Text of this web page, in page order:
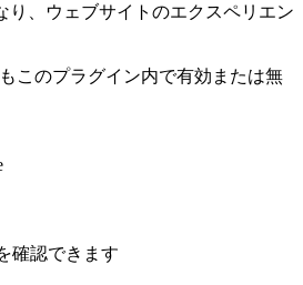
り、ウェブサイトのエクスペリエン
このプラグイン内で有効または無
確認できます